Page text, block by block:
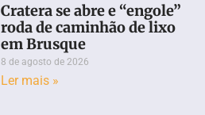
Cratera se abre e “engole”
roda de caminhão de lixo
em Brusque
8 de agosto de 2026
Ler mais »